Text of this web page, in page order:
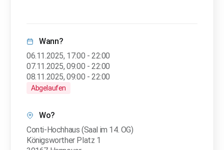
Wann?
06.11.2025, 17:00 -22:00
07.11.2025,09:00 -22:00
08.11.2025,09:00 -22:00
Abgelaufen
Wo?
Conti-Hochhaus (Saal im 14. OG)
Königsworther Platz 1